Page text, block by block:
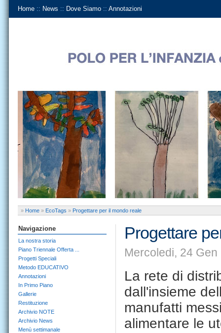
Home :: News :: Dove Siamo :: Annotazioni
» Home » EcoTags » Progettare per il mondo reale
Progettare
Mercoledi, 24 Gen
La rete di
dall'insieme
manufatti
alimentare le
Navigazione
La nostra storia
Piano Triennale Offerta ...
Progetti Speciali
Metodo EDUCATIVO
Annotazioni
In Primo Piano
Gallerie
Restituzione
Archivio NOTE
Archivio News
Menù settimanale